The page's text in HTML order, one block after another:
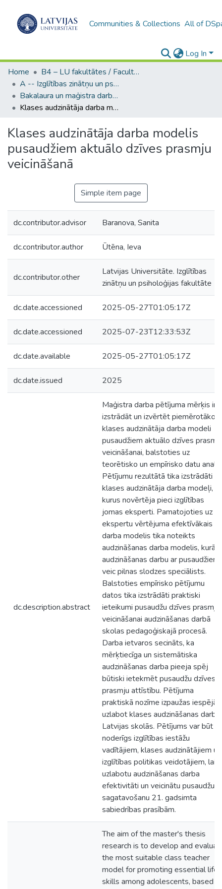
Communities & Collections All of
Log In
Home
B4 – LU fakultātes / Faculties of the UL
A -- Izglītības zinātņu un psiholoģijas fakultāte / Faculty of Education Sciences and Psychology
Bakalaura un maģistra darbi (PPMF) / Bachelor's and Master's theses
Klases audzinātāja darba modelis pusaudžiem aktuālo dzīves prasmju veicināšanā
Klases audzinātāja darba modelis
pusaudžiem aktuālo dzīves prasmju
veicināšanā
Simple item page
dc.contributor.advisor Baranova, Sanita
dc.contributor.author Ūtēna, Ieva
dc.contributor.other
Latvijas Universitāte. Izglītības
zinātņu un psiholoģijas fakultāte
dc.date.accessioned 2025-05-27T01:05:17Z
dc.date.accessioned 2025-07-23T12:33:53Z
dc.date.available 2025-05-27T01:05:17Z
dc.date.issued 2025
dc.description.abstract
Maģistra darba pētījuma mērķis ir
izstrādāt un izvērtēt piemērotāko
klases audzinātāja darba modeli
pusaudžiem aktuālo dzīves
veicināšanai, balstoties uz
teorētisko un empīrisko datu
Pētījumu rezultātā tika izstrādāti
klases audzinātāja darba modeļi,
kurus novērtēja pieci izglītības
jomas eksperti. Pamatojoties uz
ekspertu vērtējuma efektīvākais
darba modelis tika noteikts
audzināšanas darba modelis, kurā
audzināšanas darbu ar pusaudžiem
veic pilnas slodzes speciālists.
Balstoties empīrisko pētījumu
datos tika izstrādāti praktiski
ieteikumi pusaudžu dzīves prasmju
veicināšanai audzināšanas darbā
skolas pedagoģiskajā procesā.
Darba ietvaros secināts, ka
mērķtiecīga un sistemātiska
audzināšanas darba pieeja spēj
būtiski ietekmēt pusaudžu dzīves
prasmju attīstību. Pētījuma
praktiskā nozīme izpaužas iespējās
uzlabot klases audzināšanas darbu
Latvijas skolās. Pētījums var būt
noderīgs izglītības iestāžu
vadītājiem, klases audzinātājiem un
izglītības politikas veidotājiem, lai
uzlabotu audzināšanas darba
efektivitāti un veicinātu pusaudžu
sagatavošanu 21. gadsimta
sabiedrības prasībām.
The aim of the master's thesis
research is to develop and
the most suitable class teacher
model for promoting essential life
skills among adolescents, based